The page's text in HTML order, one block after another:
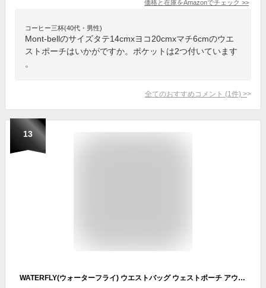
価格と在庫をAmazonでチェック >>
コーヒー三杯(40代・男性)
Mont-bellのサイズタテ14cmxヨコ20cmxマチ6cmのウエ
ストポーチはいかがですか。ポケットは2つ付いています
。
全てのおすすめコメント (1 件) >
13
WATERFLY(ウォーターフライ) ウエストバッグ ウェストポーチ アウトドア 水筒ポーチ付き 男女兼用 ランニング ウォーキング ジョギング 登山 散歩 軽量 通気 メンズ レディース